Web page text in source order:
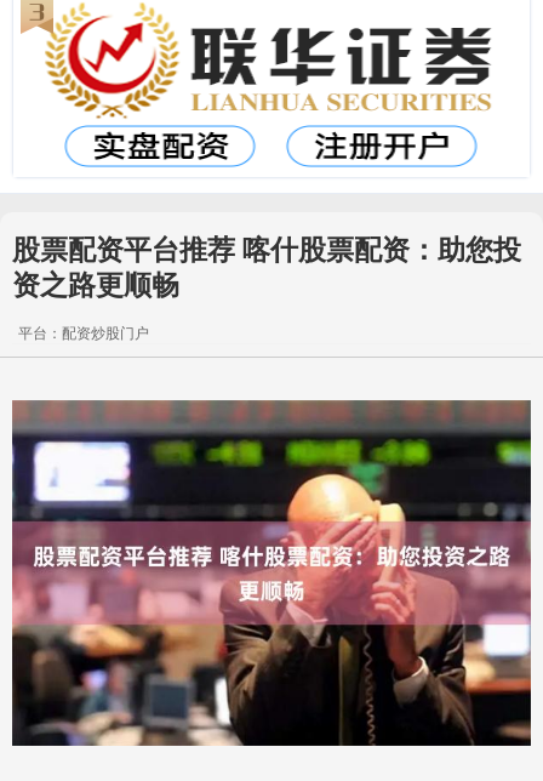
股票配资平台推荐 喀什股票配资：助您投
资之路更顺畅
平台：配资炒股门户